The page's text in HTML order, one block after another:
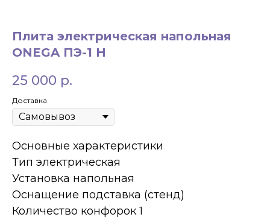
+7 994 854-51-
98
Плита электрическая напольная
ONEGA ПЭ-1 Н
25 000 р.
Доставка
Основные характеристики
Тип электрическая
Установка напольная
Оснащение подставка (стенд)
Количество конфорок 1